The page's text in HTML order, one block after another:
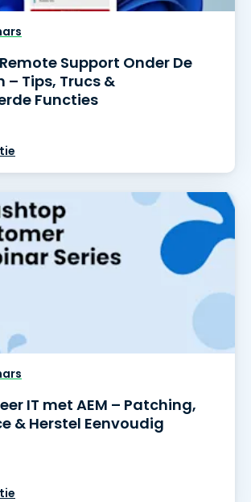
Support Onder De
– Tips, Trucs &
Functies
IT met AEM – Patching,
& Herstel Eenvoudig